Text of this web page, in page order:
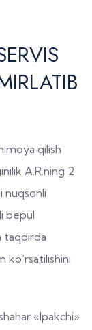
qilish
A.R.ning 2
nuqsonli
bepul
taqdirda
ko‘rsatilishini
«Ipakchi»